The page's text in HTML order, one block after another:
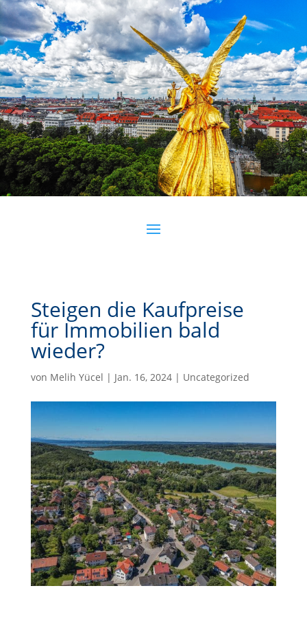
Steigen die Kaufpreise
für Immobilien bald
wieder?
von Melih Yücel | Jan. 16, 2024| Uncategorized